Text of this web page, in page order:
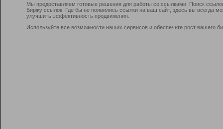
Мы предоставляем готовые решения для работы со ссылками: Поиск
Биржу ссылок. Где бы не появились ссылки на ваш сайт, здесь вы всегда
улучшить эффективность продвижения.
Используйте все возможности наших сервисов и обеспечьте рост вашего